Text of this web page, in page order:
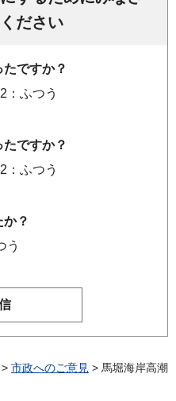
ださい
ですか？
2：ふつう
ですか？
2：ふつう
？
う
> 市政へのご意見 > 馬堀海岸高潮